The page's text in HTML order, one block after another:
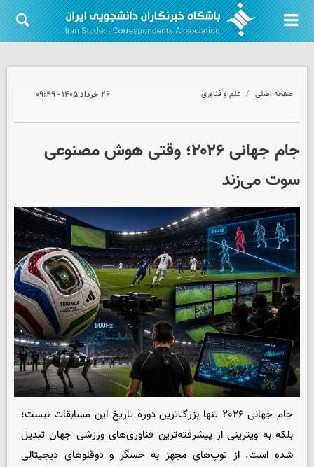
صفحه اصلی علم و فناوری ۲۶ خرداد ۱۴۰۵ - ۰۹:۴۹
جام جهانی ۲۰۲۶؛ وقتی هوش مصنوعی
سوت می‌زند
جام جهانی ۲۰۲۶ تنها بزرگ‌ترین دوره تاریخ این مسابقات نیست؛
بلکه به ویترینی از پیشرفته‌ترین فناوری‌های ورزشی جهان تبدیل
شده است. از توپ‌های مجهز به حسگر و دوقلوهای دیجیتالی